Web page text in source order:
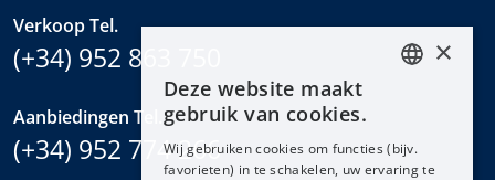
Verkoop Tel.
(+34) 952 863 750
Aanbiedingen Tel.
(+34) 952 774 266
DEUTSCH
×
Deze website maakt
gebruik van cookies.
Wij gebruiken cookies om functies (bijv.
favorieten) in te schakelen, uw ervaring te